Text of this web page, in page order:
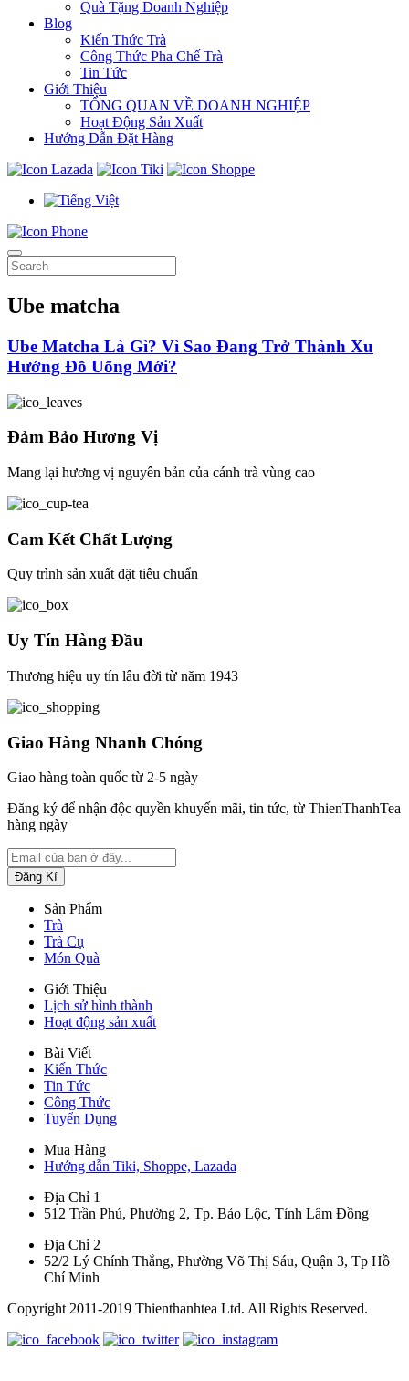
Quà Tặng Doanh Nghiệp
Blog
Kiến Thức Trà
Công Thức Pha Chế Trà
Tin Tức
Giới Thiệu
TỔNG QUAN VỀ DOANH NGHIỆP
Hoạt Động Sản Xuất
Hướng Dẫn Đặt Hàng
Ube matcha
Ube Matcha Là Gì? Vì Sao Đang Trở Thành Xu
Hướng Đồ Uống Mới?
Đảm Bảo Hương Vị
Mang lại hương vị nguyên bản của cánh trà vùng cao
Cam Kết Chất Lượng
Quy trình sản xuất đặt tiêu chuẩn
Uy Tín Hàng Đầu
Thương hiệu uy tín lâu đời từ năm 1943
Giao Hàng Nhanh Chóng
Giao hàng toàn quốc từ 2-5 ngày
Đăng ký để nhận độc quyền khuyến mãi, tin tức, từ ThienThanhTea
hàng ngày
Sản Phẩm
Trà
Trà Cụ
Món Quà
Giới Thiệu
Lịch sử hình thành
Hoạt động sản xuất
Bài Viết
Kiến Thức
Tin Tức
Công Thức
Tuyển Dụng
Mua Hàng
Hướng dẫn Tiki, Shoppe, Lazada
Địa Chỉ 1
512 Trần Phú, Phường 2, Tp. Bảo Lộc, Tỉnh Lâm Đồng
Địa Chỉ 2
52/2 Lý Chính Thắng, Phường Võ Thị Sáu, Quận 3, Tp Hồ
Chí Minh
Copyright 2011-2019 Thienthanhtea Ltd. All Rights Reserved.